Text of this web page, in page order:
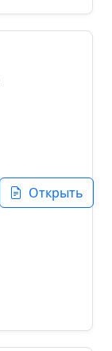
Открыть